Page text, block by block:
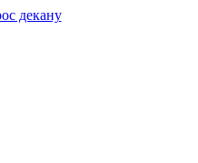
декану